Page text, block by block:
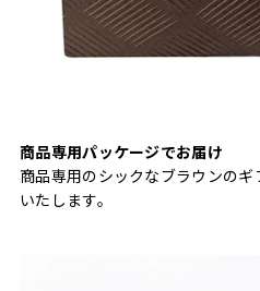
商品専用パッケージでお届け
商品専用のシックなブラウンの
いたします。